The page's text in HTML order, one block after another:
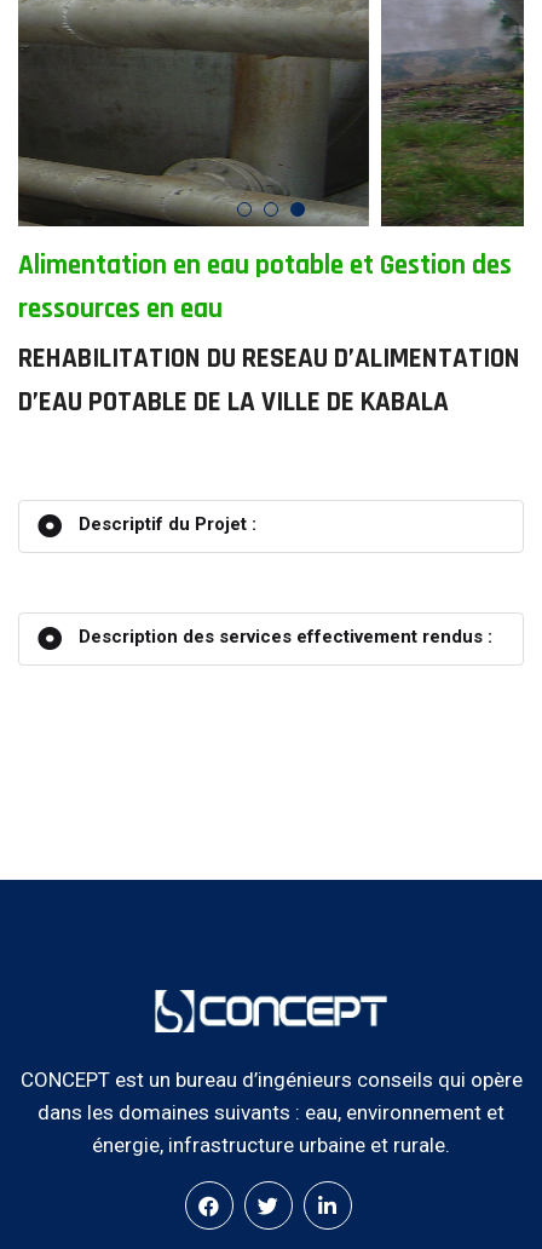
Alimentation en eau potable et Gestion des
ressources en eau
REHABILITATION DU RESEAU D’ALIMENTATION
D’EAU POTABLE DE LA VILLE DE KABALA
Descriptif du Projet :
Description des services effectivement rendus :
CONCEPT est un bureau d’ingénieurs conseils qui opère
dans les domaines suivants : eau, environnement et
énergie, infrastructure urbaine et rurale.